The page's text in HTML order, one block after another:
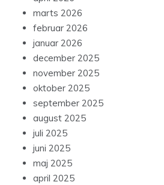
marts 2026
februar 2026
januar 2026
december 2025
november 2025
oktober 2025
september 2025
august 2025
juli 2025
juni 2025
maj 2025
april 2025